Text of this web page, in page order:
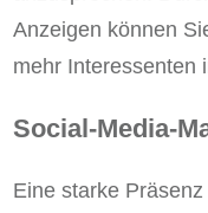
Anzeigen können
mehr Interessenten
Social-Media-
Eine starke